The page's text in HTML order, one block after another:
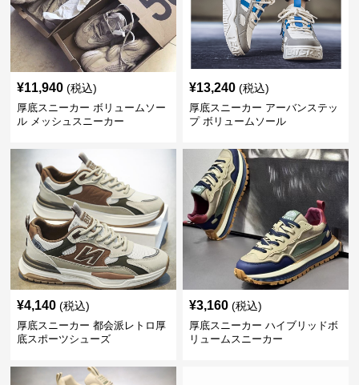
¥11,940 (税込)
厚底スニーカー ボリュームソー
ル メッシュスニーカー
¥13,240 (税込)
厚底スニーカー アーバンステッ
プ ボリュームソール
¥4,140 (税込)
厚底スニーカー 都会派レトロ厚
底スポーツシューズ
¥3,160 (税込)
厚底スニーカー ハイブリッドボ
リュームスニーカー